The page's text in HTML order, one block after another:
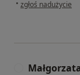
• zgłoś nadużycie